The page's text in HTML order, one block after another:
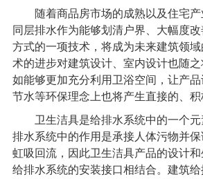
随着商品房市场的成熟以及住宅产
同层排水作为能够划清户界、大幅度
方式的一项技术，将成为未来建筑领
术的进步对建筑设计、室内设计也随之
如能够更加充分利用卫浴空间，让产
节水等环保理念上也将产生直接的、积
卫生洁具是给排水系统中的一个元
排水系统中的作用是承接人体污物并
虹吸回流，因此卫生洁具产品的设计
给排水系统的安装接口相结合。建筑